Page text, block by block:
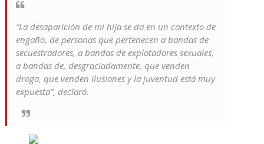
“La desaparición de mi hija se da en un contexto de
engaño, de personas que pertenecen a bandas de
secuestradores, a bandas de explotadores sexuales,
a bandas de, desgraciadamente, que venden
droga, que venden ilusiones y la juventud está muy
expuesta”, declaró.